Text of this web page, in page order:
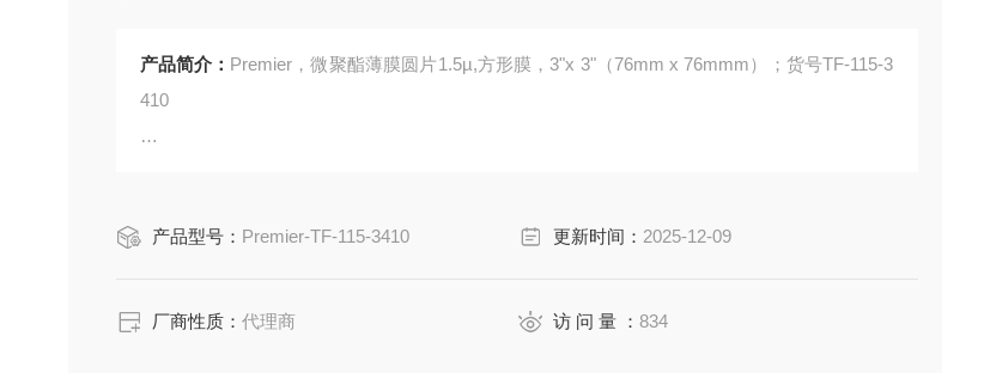
产品简介： Premier，微聚酯薄膜圆片1.5µ,方形膜，3"x 3"（76mm x 76mmm）；货号TF-115-3
410
型号：TF-115-3410
货期：现货
产品型号： Premier-TF-115-3410 更新时间： 2025-12-09
厂商性质：代理商 访 问 量 ：834